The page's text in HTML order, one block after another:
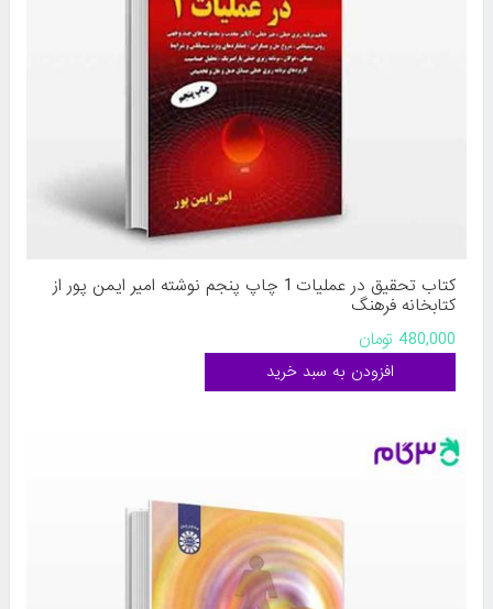
کتاب تحقیق در عملیات 1 چاپ پنجم نوشته امیر ایمن پور از
کتابخانه فرهنگ
480,000 تومان